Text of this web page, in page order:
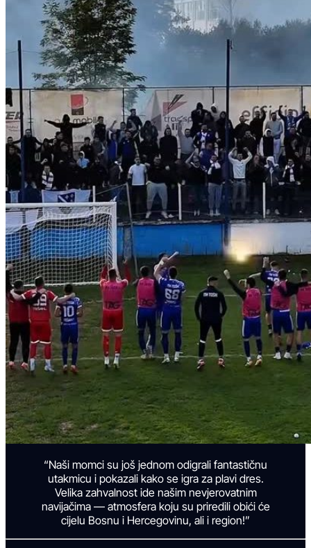
“Naši momci su još jednom odigrali fantastičnu
utakmicu i pokazali kako se igra za plavi dres.
Velika zahvalnost ide našim nevjerovatnim
navijačima — atmosfera koju su priredili obići će
cijelu Bosnu i Hercegovinu, ali i region!”